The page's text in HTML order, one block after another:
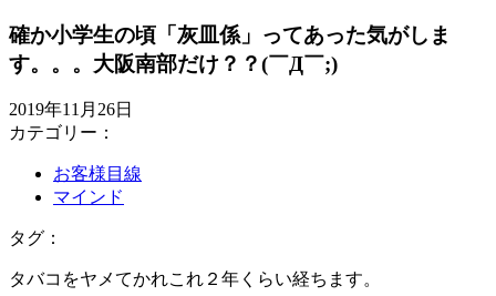
確か小学生の頃「灰皿係」ってあった気がしま
す。。。大阪南部だけ？？(￣Д￣;)
2019年11月26日
カテゴリー：
お客様目線
マインド
タグ：
タバコをヤメてかれこれ２年くらい経ちます。